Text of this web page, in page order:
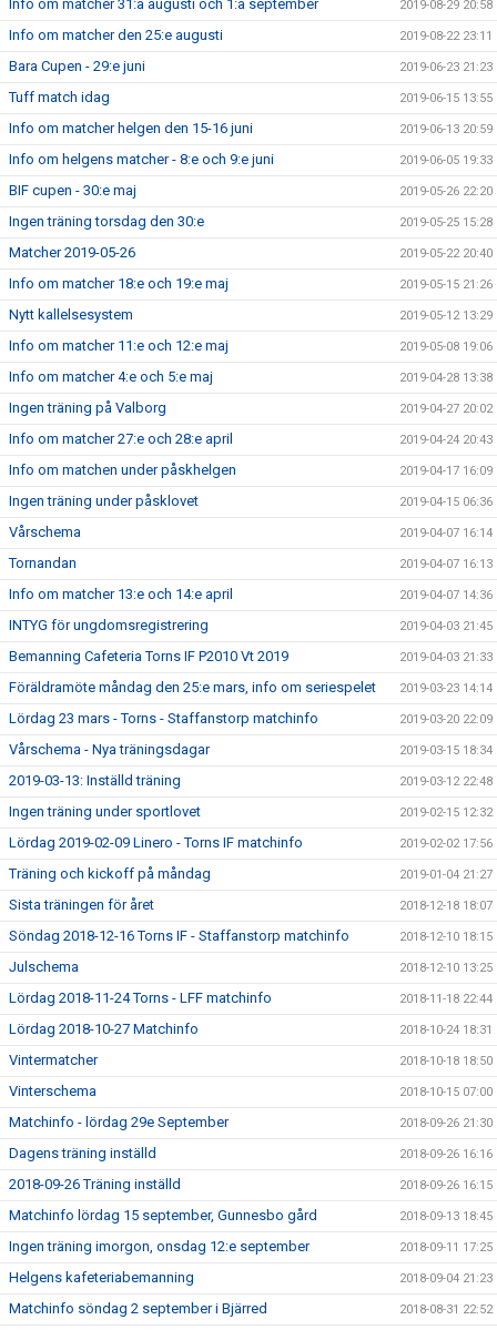
Info om matcher 31:a augusti och 1:a september 2019-08-29 20:58
Info om matcher den 25:e augusti 2019-08-22 23:11
Bara Cupen - 29:e juni 2019-06-23 21:23
Tuff match idag 2019-06-15 13:55
Info om matcher helgen den 15-16 juni 2019-06-13 20:59
Info om helgens matcher - 8:e och 9:e juni 2019-06-05 19:33
BIF cupen - 30:e maj 2019-05-26 22:20
Ingen träning torsdag den 30:e 2019-05-25 15:28
Matcher 2019-05-26 2019-05-22 20:40
Info om matcher 18:e och 19:e maj 2019-05-15 21:26
Nytt kallelsesystem 2019-05-12 13:29
Info om matcher 11:e och 12:e maj 2019-05-08 19:06
Info om matcher 4:e och 5:e maj 2019-04-28 13:38
Ingen träning på Valborg 2019-04-27 20:02
Info om matcher 27:e och 28:e april 2019-04-24 20:43
Info om matchen under påskhelgen 2019-04-17 16:09
Ingen träning under påsklovet 2019-04-15 06:36
Vårschema 2019-04-07 16:14
Tornandan 2019-04-07 16:13
Info om matcher 13:e och 14:e april 2019-04-07 14:36
INTYG för ungdomsregistrering 2019-04-03 21:45
Bemanning Cafeteria Torns IF P2010 Vt 2019 2019-04-03 21:33
Föräldramöte måndag den 25:e mars, info om seriespelet 2019-03-23 14:14
Lördag 23 mars - Torns - Staffanstorp matchinfo 2019-03-20 22:09
Vårschema - Nya träningsdagar 2019-03-15 18:34
2019-03-13: Inställd träning 2019-03-12 22:48
Ingen träning under sportlovet 2019-02-15 12:32
Lördag 2019-02-09 Linero - Torns IF matchinfo 2019-02-02 17:56
Träning och kickoff på måndag 2019-01-04 21:27
Sista träningen för året 2018-12-18 18:07
Söndag 2018-12-16 Torns IF - Staffanstorp matchinfo 2018-12-10 18:15
Julschema 2018-12-10 13:25
Lördag 2018-11-24 Torns - LFF matchinfo 2018-11-18 22:44
Lördag 2018-10-27 Matchinfo 2018-10-24 18:31
Vintermatcher 2018-10-18 18:50
Vinterschema 2018-10-15 07:00
Matchinfo - lördag 29e September 2018-09-26 21:30
Dagens träning inställd 2018-09-26 16:16
2018-09-26 Träning inställd 2018-09-26 16:15
Matchinfo lördag 15 september, Gunnesbo gård 2018-09-13 18:45
Ingen träning imorgon, onsdag 12:e september 2018-09-11 17:25
Helgens kafeteriabemanning 2018-09-04 21:23
Matchinfo söndag 2 september i Bjärred 2018-08-31 22:52